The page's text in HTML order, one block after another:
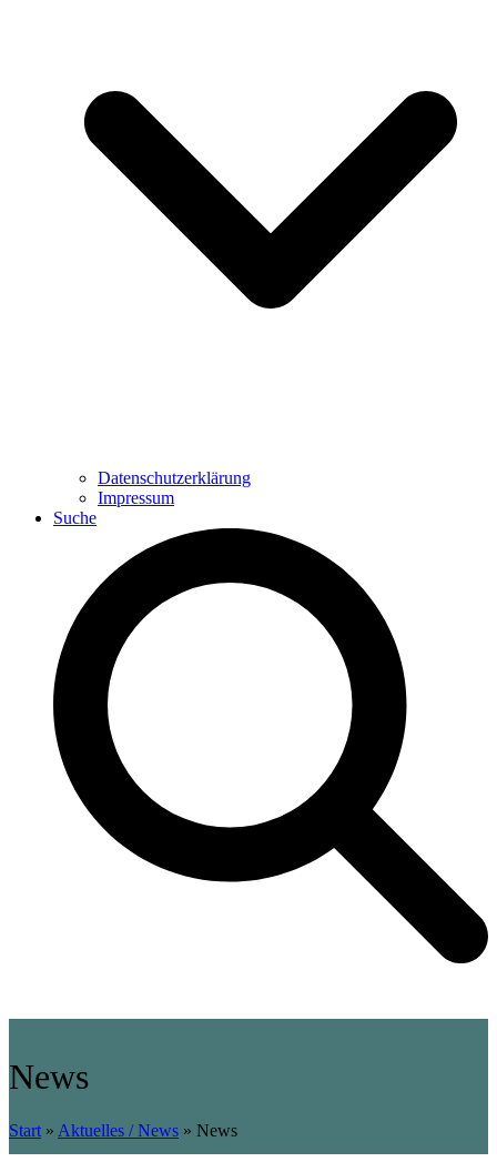
Datenschutzerklärung
Impressum
Suche
News
Start » Aktuelles / News » News